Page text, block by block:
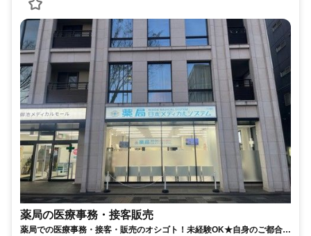
薬局の医療事務・接客販売
薬局での医療事務・接客・販売のオシゴト！未経験OK★自身のご都合に